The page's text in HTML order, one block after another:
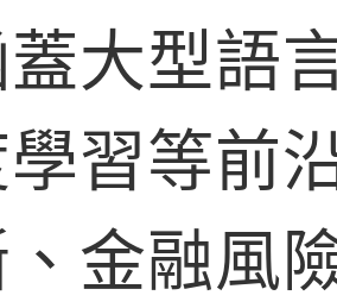
大型語
習等前
金融風